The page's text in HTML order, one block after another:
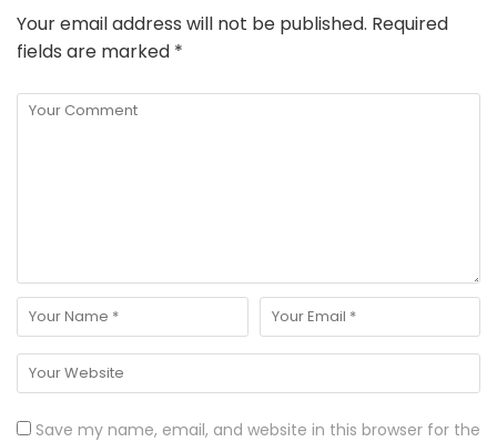
Your email address will not be published. Required
fields are marked *
Save my name, email, and website in this browser for the